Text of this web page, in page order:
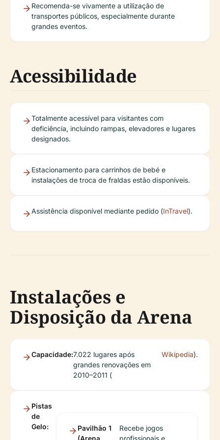
Recomenda-se vivamente a utilização de
transportes públicos, especialmente durante
grandes eventos.
Acessibilidade
Totalmente acessível para visitantes com
deficiência, incluindo rampas, elevadores e lugares
designados.
Estacionamento para carrinhos de bebé e
instalações de troca de fraldas estão disponíveis.
Assistência disponível mediante pedido (InTravel).
Instalações e
Disposição da Arena
Capacidade:7.022 lugares após
grandes renovações em
2010–2011 (
Wikipedia).
Pistas
de
Gelo:
Pavilhão 1
Recebe jogos